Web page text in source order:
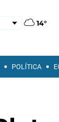
14°
POLÍTICA